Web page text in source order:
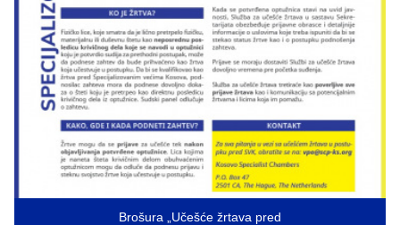
Brošura „Učešće žrtava pred